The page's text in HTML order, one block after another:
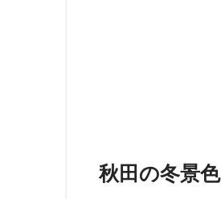
秋田の冬景色